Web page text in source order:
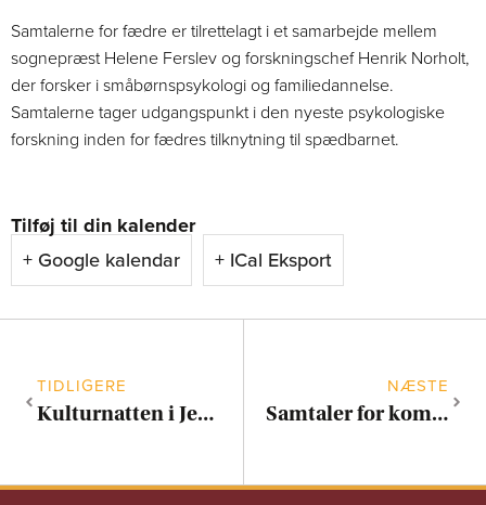
Samtalerne for fædre er tilrettelagt i et samarbejde mellem
sognepræst Helene Ferslev og forskningschef Henrik Norholt,
der forsker i småbørnspsykologi og familiedannelse.
Samtalerne tager udgangspunkt i den nyeste psykologiske
forskning inden for fædres tilknytning til spædbarnet.
Tilføj til din kalender
+ Google kalendar
+ ICal Eksport
TIDLIGERE
Kulturnatten i Jesuskirken
NÆSTE
Samtaler for kommende fædre